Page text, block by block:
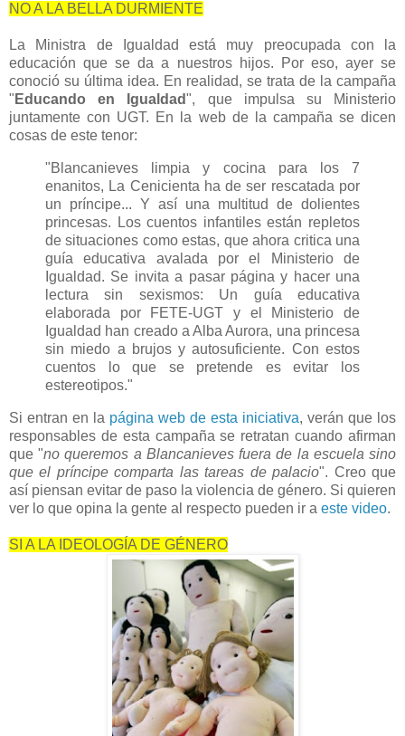
NO A LA BELLA DURMIENTE
La Ministra de Igualdad está muy preocupada con la
educación que se da a nuestros hijos. Por eso, ayer se
conoció su última idea. En realidad, se trata de la campaña
" Educando en Igualdad", que impulsa su Ministerio
juntamente con UGT. En la web de la campaña se dicen
cosas de este tenor:
"Blancanieves limpia y cocina para los 7
enanitos, La Cenicienta ha de ser rescatada por
un príncipe... Y así una multitud de dolientes
princesas. Los cuentos infantiles están repletos
de situaciones como estas, que ahora critica una
guía educativa avalada por el Ministerio de
Igualdad. Se invita a pasar página y hacer una
lectura sin sexismos: Un guía educativa
elaborada por FETE-UGT y el Ministerio de
Igualdad han creado a Alba Aurora, una princesa
sin miedo a brujos y autosuficiente. Con estos
cuentos lo que se pretende es evitar los
estereotipos."
Si entran en la página web de esta iniciativa, verán que los
responsables de esta campaña se retratan cuando afirman
que "no queremos a Blancanieves fuera de la escuela sino
que el príncipe comparta las tareas de palacio". Creo que
así piensan evitar de paso la violencia de género. Si quieren
ver lo que opina la gente al respecto pueden ir a este video.
SI A LA IDEOLOGÍA DE GÉNERO